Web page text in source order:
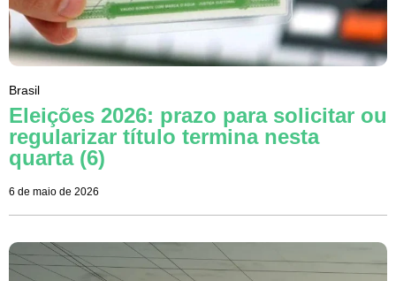
Brasil
Eleições 2026: prazo para solicitar ou
regularizar título termina nesta
quarta (6)
6 de maio de 2026